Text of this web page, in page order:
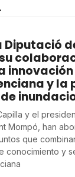
Diputació
innovación
y la
y el
Mompó, han
que
conocimiento y